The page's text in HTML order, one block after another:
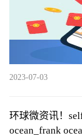
2023-07-03
环球微资讯！
ocean_frank